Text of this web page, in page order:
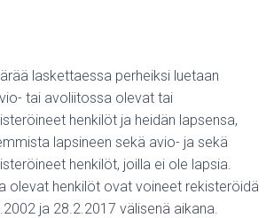
laskettaessa perheiksi luetaan
tai avoliitossa olevat tai
henkilöt ja heidän lapsensa,
lapsineen sekä avio- ja sekä
henkilöt, joilla ei ole lapsia.
olevat henkilöt ovat voineet rekisteröidä
ja 28.2.2017 välisenä aikana.